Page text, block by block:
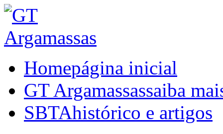
Homepágina inicial
GT Argamassassaiba
SBTAhistórico e artigos